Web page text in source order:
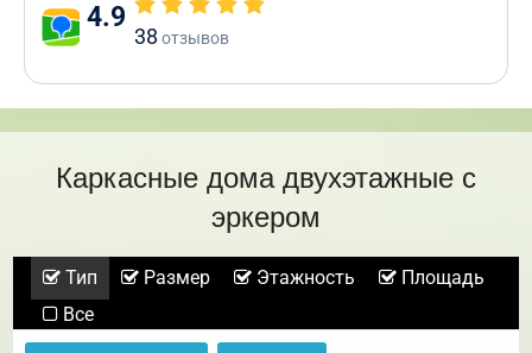
4.9
38 отзывов
Каркасные дома двухэтажные с
эркером
Тип Размер Этажность
Площадь
Все